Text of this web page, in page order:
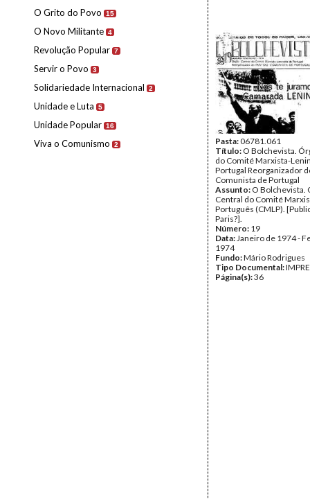
O Grito do Povo 15
O Novo Militante 4
Revolução Popular 7
Servir o Povo 3
Solidariedade Internacional 2
Unidade e Luta 5
Unidade Popular 16
Viva o Comunismo 2 Pasta:06781.061
Título: O Bolchevista.
do Comité Marxista-
Portugal Reorganizador
Comunista de Portugal
Assunto: O Bolchevista.
Central do Comité
Português (CMLP).
Paris?].
Número: 19
Data:Janeiro de 1974 -
1974
Fundo:Mário Rodrigues
Tipo Documental:
Página(s):36